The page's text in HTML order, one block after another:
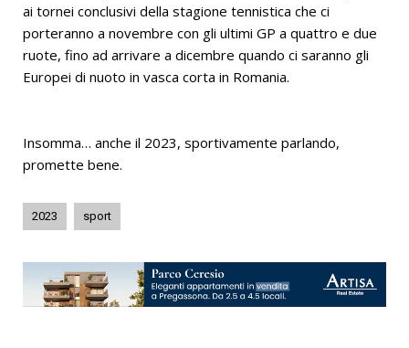
ai tornei conclusivi della stagione tennistica che ci
porteranno a novembre con gli ultimi GP a quattro e due
ruote, fino ad arrivare a dicembre quando ci saranno gli
Europei di nuoto in vasca corta in Romania.
Insomma… anche il 2023, sportivamente parlando,
promette bene.
2023 sport